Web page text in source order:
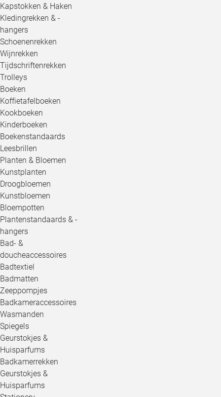
Kapstokken & Haken
Kledingrekken & -
hangers
Schoenenrekken
Wijnrekken
Tijdschriftenrekken
Trolleys
Boeken
Koffietafelboeken
Kookboeken
Kinderboeken
Boekenstandaards
Leesbrillen
Planten & Bloemen
Kunstplanten
Droogbloemen
Kunstbloemen
Bloempotten
Plantenstandaards & -
hangers
Bad- &
doucheaccessoires
Badtextiel
Badmatten
Zeeppompjes
Badkameraccessoires
Wasmanden
Spiegels
Geurstokjes &
Huisparfums
Badkamerrekken
Geurstokjes &
Huisparfums